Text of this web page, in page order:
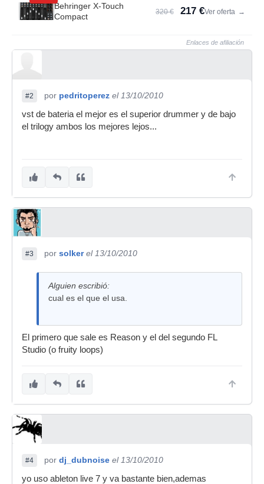
Behringer X-Touch
Compact
320 € 217 €Ver oferta →
Enlaces de afiliación
#2 por pedritoperez el 13/10/2010
vst de bateria el mejor es el superior drummer y de bajo
el trilogy ambos los mejores lejos...
#3 por solker el 13/10/2010
Alguien escribió:
cual es el que el usa.
El primero que sale es Reason y el del segundo FL
Studio (o fruity loops)
#4 por dj_dubnoise el 13/10/2010
yo uso ableton live 7 y va bastante bien,ademas